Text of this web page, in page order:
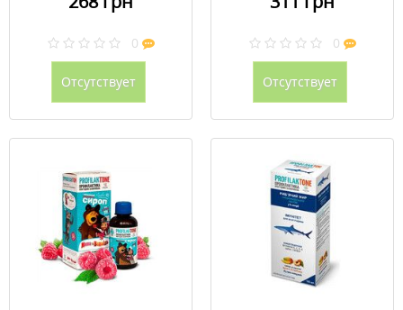
0
Отсутствует
0
Отсутствует